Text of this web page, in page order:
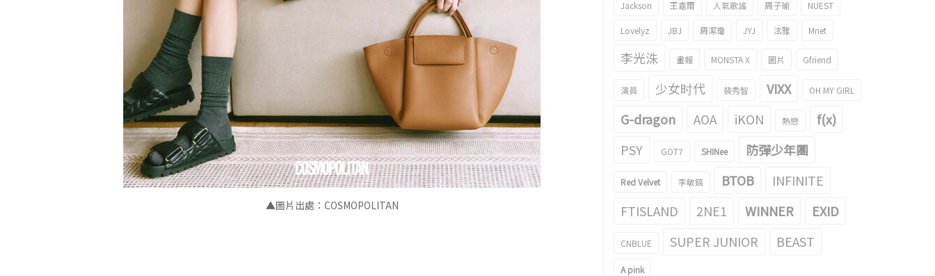
▲圖片出處：COSMOPOLITAN
Jackson 王嘉爾 人氣歌謠 周子瑜 NUEST
Lovelyz JBJ 周潔瓊 JYJ 泫雅 Mnet
李光洙 畫報 MONSTA X 圖片 Gfriend
演員 少女时代 裴秀智 VIXX OH MY GIRL
G-dragon AOA iKON 熱戀
f(x)
PSY
GOT7 SHINee 防彈少年團
Red Velvet 李敏鎬 BTOB
INFINITE
FTISLAND
2NE1 WINNER EXID
CNBLUE SUPER JUNIOR BEAST
A pink